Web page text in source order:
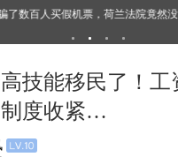
数百人买假机票，荷兰法院竟然没
技能移民了！工
度收紧…